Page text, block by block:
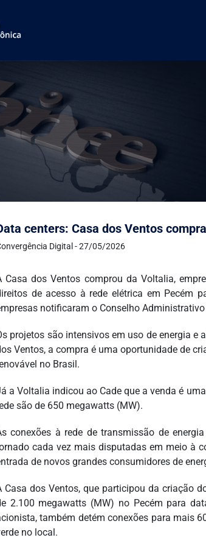
centers: Casa dos Ventos
Digital - 27/05/2026
Casa dos Ventos comprou da Voltalia,
de acesso à rede elétrica em Pecém
notificaram o Conselho
projetos são intensivos em uso de energia e
Ventos, a compra é uma oportunidade de
no Brasil.
a Voltalia indicou ao Cade que a venda é
são de 650 megawatts (MW).
conexões à rede de transmissão de
cada vez mais disputadas em meio à
de novos grandes consumidores de
Casa dos Ventos, que participou da criação
2.100 megawatts (MW) no Pecém para
também detém conexões para mais
no local.